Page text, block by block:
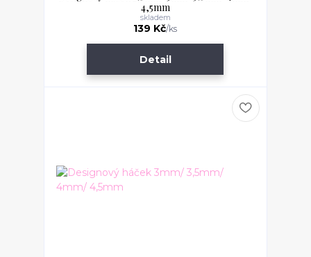
4,5mm
139 Kč/ks
skladem
Detail